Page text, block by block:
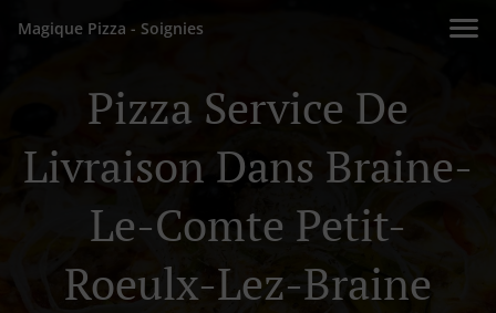
Magique Pizza - Soignies
Pizza Service De
Livraison Dans Braine-
Le-Comte Petit-
Roeulx-Lez-Braine